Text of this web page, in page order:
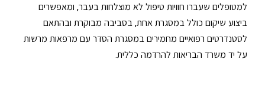
למטופלים שעברו חוויות טיפול לא מוצלחות בעבר, ומאפשרים
ביצוע שיקום כולל במסגרת אחת, בסביבה מבוקרת ובהתאם
לסטנדרטים רפואיים מחמירים במסגרת הסדר עם מרפאות מרשות
על יד משרד הבריאות להרדמה כללית.